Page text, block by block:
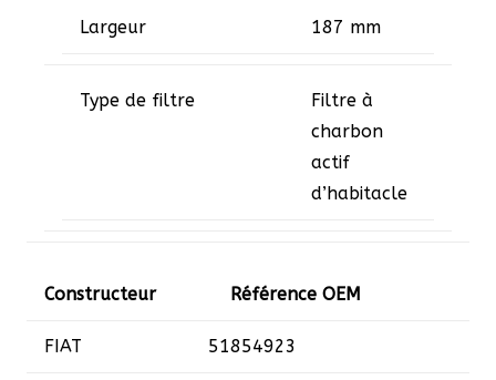
Largeur 187 mm
Type de filtre
Filtre à
charbon
actif
d’habitacle
Constructeur Référence OEM
FIAT ­51854923